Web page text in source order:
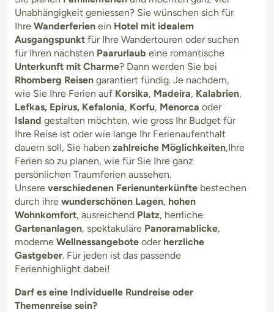
Unabhängigkeit geniessen? Sie wünschen sich für
Ihre Wanderferien ein Hotel mit idealem
Ausgangspunkt für Ihre Wandertouren oder suchen
für Ihren nächsten Paarurlaub eine romantische
Unterkunft mit Charme? Dann werden Sie bei
Rhomberg Reisen garantiert fündig. Je nachdem,
wie Sie Ihre Ferien auf Korsika, Madeira, Kalabrien,
Lefkas, Epirus, Kefalonia, Korfu, Menorca oder
Island gestalten möchten, wie gross Ihr Budget für
Ihre Reise ist oder wie lange Ihr Ferienaufenthalt
dauern soll, Sie haben zahlreiche Möglichkeiten,Ihre
Ferien so zu planen, wie für Sie Ihre ganz
persönlichen Traumferien aussehen.
Unsere verschiedenen Ferienunterkünfte bestechen
durch ihre wunderschönen Lagen, hohen
Wohnkomfort, ausreichend Platz, herrliche
Gartenanlagen, spektakuläre Panoramablicke,
moderne Wellnessangebote oder herzliche
Gastgeber. Für jeden ist das passende
Ferienhighlight dabei!
Darf es eine Individuelle Rundreise oder
Themenreise sein?